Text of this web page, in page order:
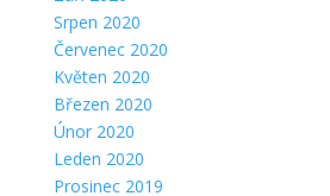
Srpen 2020
Červenec 2020
Květen 2020
Březen 2020
Únor 2020
Leden 2020
Prosinec 2019